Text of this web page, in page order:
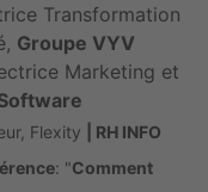
Transformation
Groupe VYV
Marketing et
Flexity
| RH INFO
: "Comment